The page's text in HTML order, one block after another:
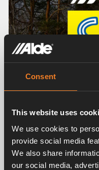
Consent
This website uses
We use cookies to
provide social media
We also share
our social media,
CMT – der führenden
besuchen. Dieses Jahr
spannende Neuheiten,
Innovation: die Alde